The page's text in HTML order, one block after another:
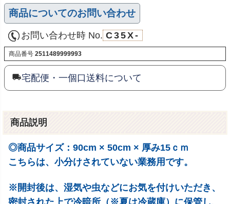
商品についてのお問い合わせ
お問い合わせ時 No. C35X-
商品番号 2511489999993
宅配便・一個口送料について
商品説明
◎商品サイズ：90cm × 50cm × 厚み15ｃｍ
こちらは、小分けされていない業務用です。
※開封後は、湿気や虫などにお気を付けいただき、
密封された上で冷暗所（ ※夏は冷蔵庫）に保管し、